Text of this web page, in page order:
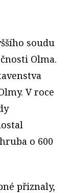
soudu
Olma.
V roce
o 600
přiznaly,